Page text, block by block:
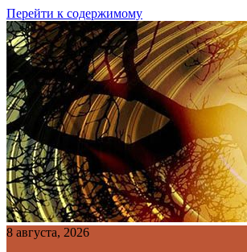
Перейти к содержимому
8 августа, 2026